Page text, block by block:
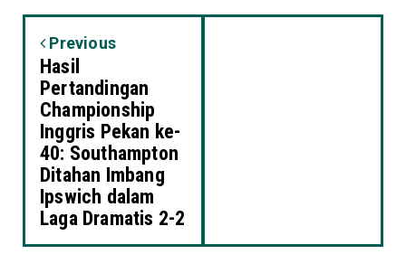
Previous
Hasil
Pertandingan
Championship
Inggris Pekan ke-
40: Southampton
Ditahan Imbang
Ipswich dalam
Laga Dramatis 2-2